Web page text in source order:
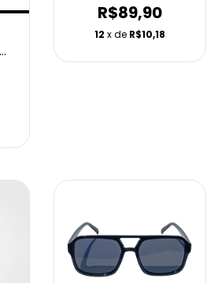
R$89,90
12 x de R$10,18